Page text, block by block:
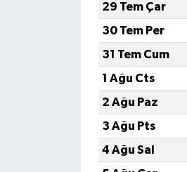
29 Tem Çar
30 Tem Per
31 Tem Cum
1 Ağu Cts
2 Ağu Paz
3 Ağu Pts
4 Ağu Sal